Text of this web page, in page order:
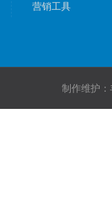
营销工具
制作维护